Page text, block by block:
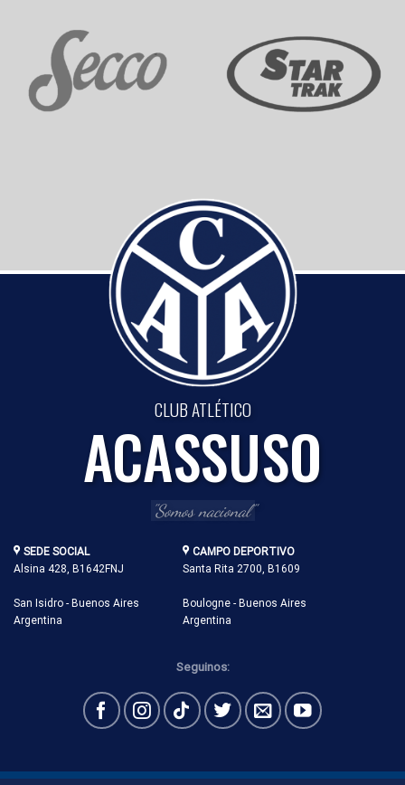
CLUB ATLÉTICO
ACASSUSO
"Somos nacional"
SEDE SOCIAL
Alsina 428, B1642FNJ
San Isidro - Buenos Aires
Argentina
CAMPO DEPORTIVO
Santa Rita 2700, B1609
Boulogne - Buenos Aires
Argentina
Seguinos: